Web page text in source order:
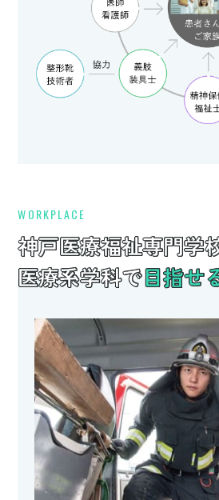
WORKPLACE
神戸医療福祉専門学
医療系学科で 目指せ